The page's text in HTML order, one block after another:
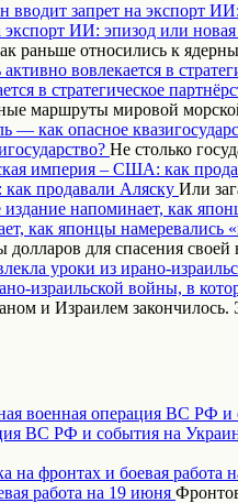
вводит запрет на экспорт
раньше относились к
вовлекается в
маршруты мировой
— как опасное
Не столько
империя – США: как
Или
издание напоминает, как
для спасения своей
уроки из ирано-
и Израилем
военная операция ВС РФ
на фронтах и боевая работа